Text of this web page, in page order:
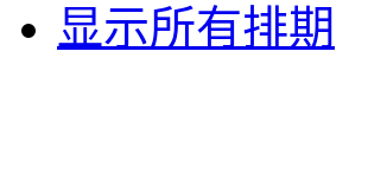
显示所有排期